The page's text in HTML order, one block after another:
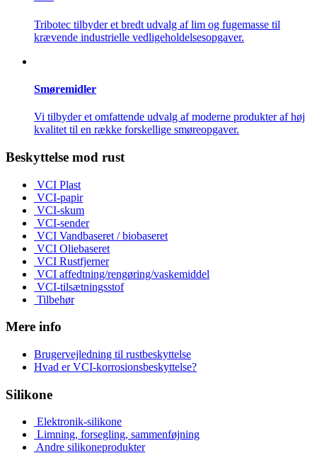
Tribotec tilbyder et bredt udvalg af lim og fugemasse til
krævende industrielle vedligeholdelsesopgaver.
Smøremidler
Vi tilbyder et omfattende udvalg af moderne produkter af høj
kvalitet til en række forskellige smøreopgaver.
Beskyttelse mod rust
VCI Plast
VCI-papir
VCI-skum
VCI-sender
VCI Vandbaseret / biobaseret
VCI Oliebaseret
VCI Rustfjerner
VCI affedtning/rengøring/vaskemiddel
VCI-tilsætningsstof
Tilbehør
Mere info
Brugervejledning til rustbeskyttelse
Hvad er VCI-korrosionsbeskyttelse?
Silikone
Elektronik-silikone
Limning, forsegling, sammenføjning
Andre silikoneprodukter